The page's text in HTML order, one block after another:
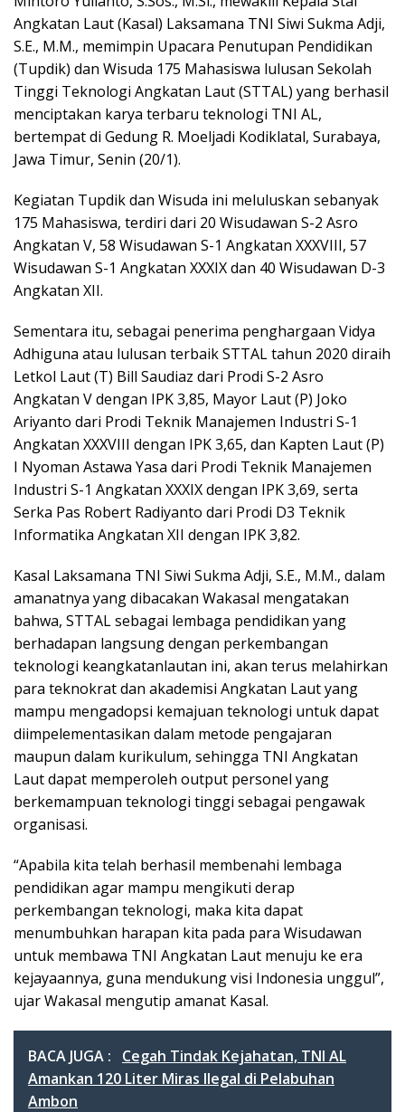
Angkatan Laut (Kasal) Laksamana TNI Siwi Sukma Adji,
S.E., M.M., memimpin Upacara Penutupan Pendidikan
(Tupdik) dan Wisuda 175 Mahasiswa lulusan Sekolah
Tinggi Teknologi Angkatan Laut (STTAL) yang berhasil
menciptakan karya terbaru teknologi TNI AL,
bertempat di Gedung R. Moeljadi Kodiklatal, Surabaya,
Jawa Timur, Senin (20/1).
Kegiatan Tupdik dan Wisuda ini meluluskan sebanyak
175 Mahasiswa, terdiri dari 20 Wisudawan S-2 Asro
Angkatan V, 58 Wisudawan S-1 Angkatan XXXVIII, 57
Wisudawan S-1 Angkatan XXXIX dan 40 Wisudawan D-3
Angkatan XII.
Sementara itu, sebagai penerima penghargaan Vidya
Adhiguna atau lulusan terbaik STTAL tahun 2020 diraih
Letkol Laut (T) Bill Saudiaz dari Prodi S-2 Asro
Angkatan V dengan IPK 3,85, Mayor Laut (P) Joko
Ariyanto dari Prodi Teknik Manajemen Industri S-1
Angkatan XXXVIII dengan IPK 3,65, dan Kapten Laut (P)
I Nyoman Astawa Yasa dari Prodi Teknik Manajemen
Industri S-1 Angkatan XXXIX dengan IPK 3,69, serta
Serka Pas Robert Radiyanto dari Prodi D3 Teknik
Informatika Angkatan XII dengan IPK 3,82.
Kasal Laksamana TNI Siwi Sukma Adji, S.E., M.M., dalam
amanatnya yang dibacakan Wakasal mengatakan
bahwa, STTAL sebagai lembaga pendidikan yang
berhadapan langsung dengan perkembangan
teknologi keangkatanlautan ini, akan terus melahirkan
para teknokrat dan akademisi Angkatan Laut yang
mampu mengadopsi kemajuan teknologi untuk dapat
diimpelementasikan dalam metode pengajaran
maupun dalam kurikulum, sehingga TNI Angkatan
Laut dapat memperoleh output personel yang
berkemampuan teknologi tinggi sebagai pengawak
organisasi.
“Apabila kita telah berhasil membenahi lembaga
pendidikan agar mampu mengikuti derap
perkembangan teknologi, maka kita dapat
menumbuhkan harapan kita pada para Wisudawan
untuk membawa TNI Angkatan Laut menuju ke era
kejayaannya, guna mendukung visi Indonesia unggul”,
ujar Wakasal mengutip amanat Kasal.
BACA JUGA :
Cegah Tindak Kejahatan, TNI AL
Amankan 120 Liter Miras Ilegal di Pelabuhan
Ambon